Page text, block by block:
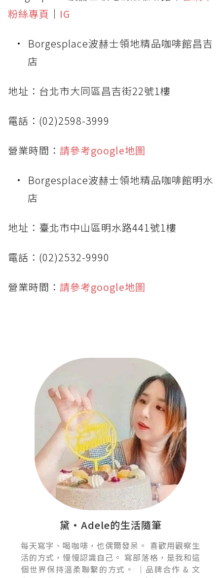
粉絲專頁 ｜ IG
Borgesplace波赫士領地精品咖啡館昌吉
店
地址：台北市大同區昌吉街22號1樓
電話：(02)2598-3999
營業時間： 請參考google地圖
Borgesplace波赫士領地精品咖啡館明水
店
地址：臺北市中山區明水路441號1樓
電話：(02)2532-9990
營業時間： 請參考google地圖
黛•Adele的生活隨筆
每天寫字、喝咖啡，也偶爾發呆。 喜歡用觀察生
活的方式，慢慢認識自己。 寫部落格，是我和這
個世界保持溫柔聯繫的方式。 ｜品牌合作 & 文